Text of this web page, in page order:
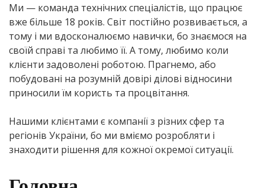
Ми — команда технічних спеціалістів, що працює
вже більше 18 років. Світ постійно розвивається, а
тому і ми вдосконалюємо навички, бо знаємося на
своїй справі та любимо її. А тому, любимо коли
клієнти задоволені роботою. Прагнемо, або
побудовані на розумній довірі ділові відносини
приносили їм користь та процвітання.
Нашими клієнтами є компанії з різних сфер та
регіонів України, бо ми вміємо розробляти і
знаходити рішення для кожної окремої ситуації.